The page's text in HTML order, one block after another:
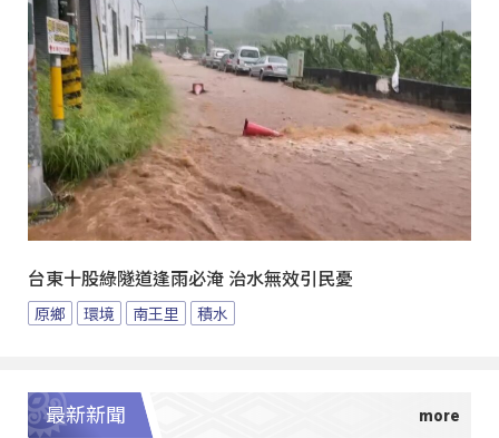
台東十股綠隧道逢雨必淹 治水無效引民憂
原鄉 環境 南王里 積水
最新新聞